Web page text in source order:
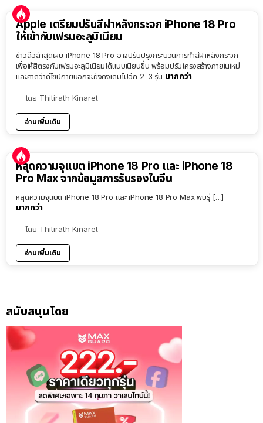
Apple เตรียมปรับสีฝาหลังกระจก iPhone 18 Pro
ให้เข้ากับเฟรมอะลูมิเนียม
ข่าวลือล่าสุดเผย iPhone 18 Pro อาจปรับปรุงกระบวนการทำสีฝาหลังกระจก
เพื่อให้สีตรงกับเฟรมอะลูมิเนียมได้แนบเนียนขึ้น พร้อมปรับโครงสร้างภายในใหม่
และคาดว่าดีไซน์ภายนอกจะยังคงเดิมไปอีก 2-3 รุ่น มากกว่า
โดย Thitirath Kinaret
อ่านเพิ่มเติม
หลุดความจุแบต iPhone 18 Pro และ iPhone 18
Pro Max จากข้อมูลการรับรองในจีน
หลุดความจุแบต iPhone 18 Pro และ iPhone 18 Pro Max พบรุ่ […]
มากกว่า
โดย Thitirath Kinaret
อ่านเพิ่มเติม
สนับสนุนโดย